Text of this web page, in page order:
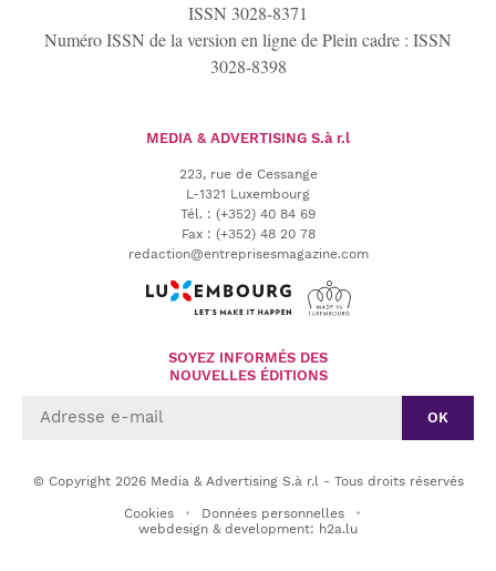
ISSN 3028-8371
Numéro ISSN de la version en ligne de Plein cadre : ISSN
3028-8398
MEDIA & ADVERTISING S.à r.l
223, rue de Cessange
L-1321 Luxembourg
Tél. : (+352) 40 84 69
Fax : (+352) 48 20 78
redaction@entreprisesmagazine.com
SOYEZ INFORMÉS DES
NOUVELLES ÉDITIONS
OK
© Copyright 2026 Media & Advertising S.à r.l - Tous droits réservés
Cookies
Données personnelles
webdesign & development: h2a.lu